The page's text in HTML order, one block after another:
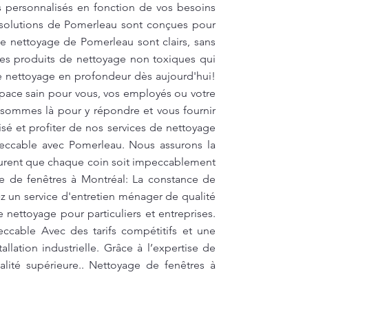
en fonction de vos besoins
de Pomerleau sont conçues pour
nettoyage de Pomerleau sont clairs, sans
produits de nettoyage non toxiques qui
en profondeur dès aujourd'hui!
sain pour vous, vos employés ou votre
là pour y répondre et vous fournir
et profiter de nos services de nettoyage
avec Pomerleau. Nous assurons la
que chaque coin soit impeccablement
fenêtres à Montréal: La constance de
un service d'entretien ménager de qualité
pour particuliers et entreprises.
Avec des tarifs compétitifs et une
industrielle. Grâce à l’expertise de
supérieure.. Nettoyage de fenêtres à